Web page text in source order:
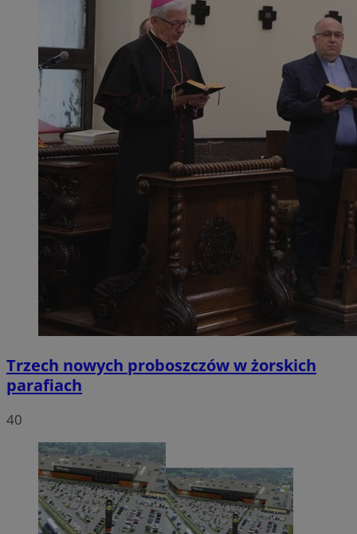
Trzech nowych proboszczów w żorskich
parafiach
40